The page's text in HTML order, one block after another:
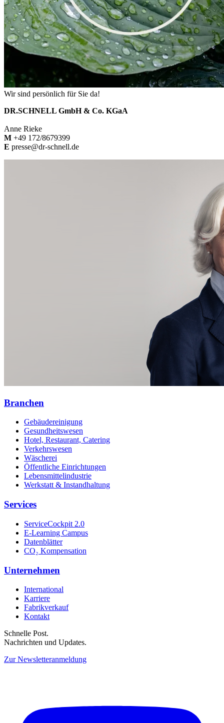
Wir sind persönlich für Sie da!
DR.SCHNELL GmbH & Co. KGaA
Anne Rieke
M +49 172/8679399
E presse@dr-schnell.de
Branchen
Gebäudereinigung
Gesundheitswesen
Hotel, Restaurant, Catering
Verkehrswesen
Wäscherei
Öffentliche Einrichtungen
Lebensmittelindustrie
Werkstatt & Instandhaltung
Services
ServiceCockpit 2.0
E-Learning Campus
Datenblätter
CO₂ Kompensation
Unternehmen
International
Karriere
Fabrikverkauf
Kontakt
Schnelle Post.
Nachrichten und Updates.
Zur Newsletteranmeldung